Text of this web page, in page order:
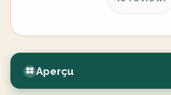
Aperçu